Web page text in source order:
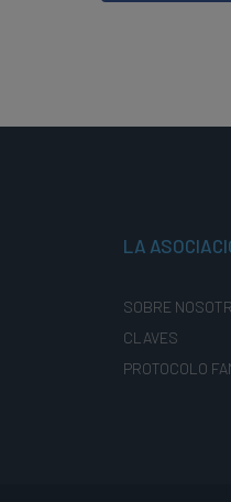
LA
SOBRE
CLAVES
PROTOCOLO